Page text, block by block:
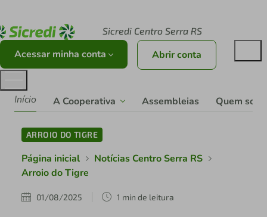
Sicredi Centro Serra RS
Acessar minha conta Abrir conta
Início A Cooperativa Assembleias Quem
ARROIO DO TIGRE
Página inicial
Notícias Centro Serra RS
Arroio do Tigre
01/08/2025 1 min de leitura